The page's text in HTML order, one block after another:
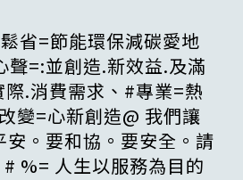
省=節能環保減碳愛地
聲=:並創造.新效益.及滿
.消費需求、#專業=熱
變=心新創造@ 我們讓
安。要和協。要安全。請
%= 人生以服務為目的